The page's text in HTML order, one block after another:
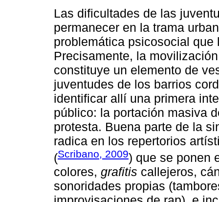
Las dificultades de las
permanecer en la trama
problemática psicosocial
Precisamente, la
constituye un elemento de
juventudes de los barrios
identificar allí una primera
público: la portación masiva
protesta. Buena parte de la
radica en los repertorios
(Scribano, 2009) que se ponen
colores, grafitis callejeros,
sonoridades propias